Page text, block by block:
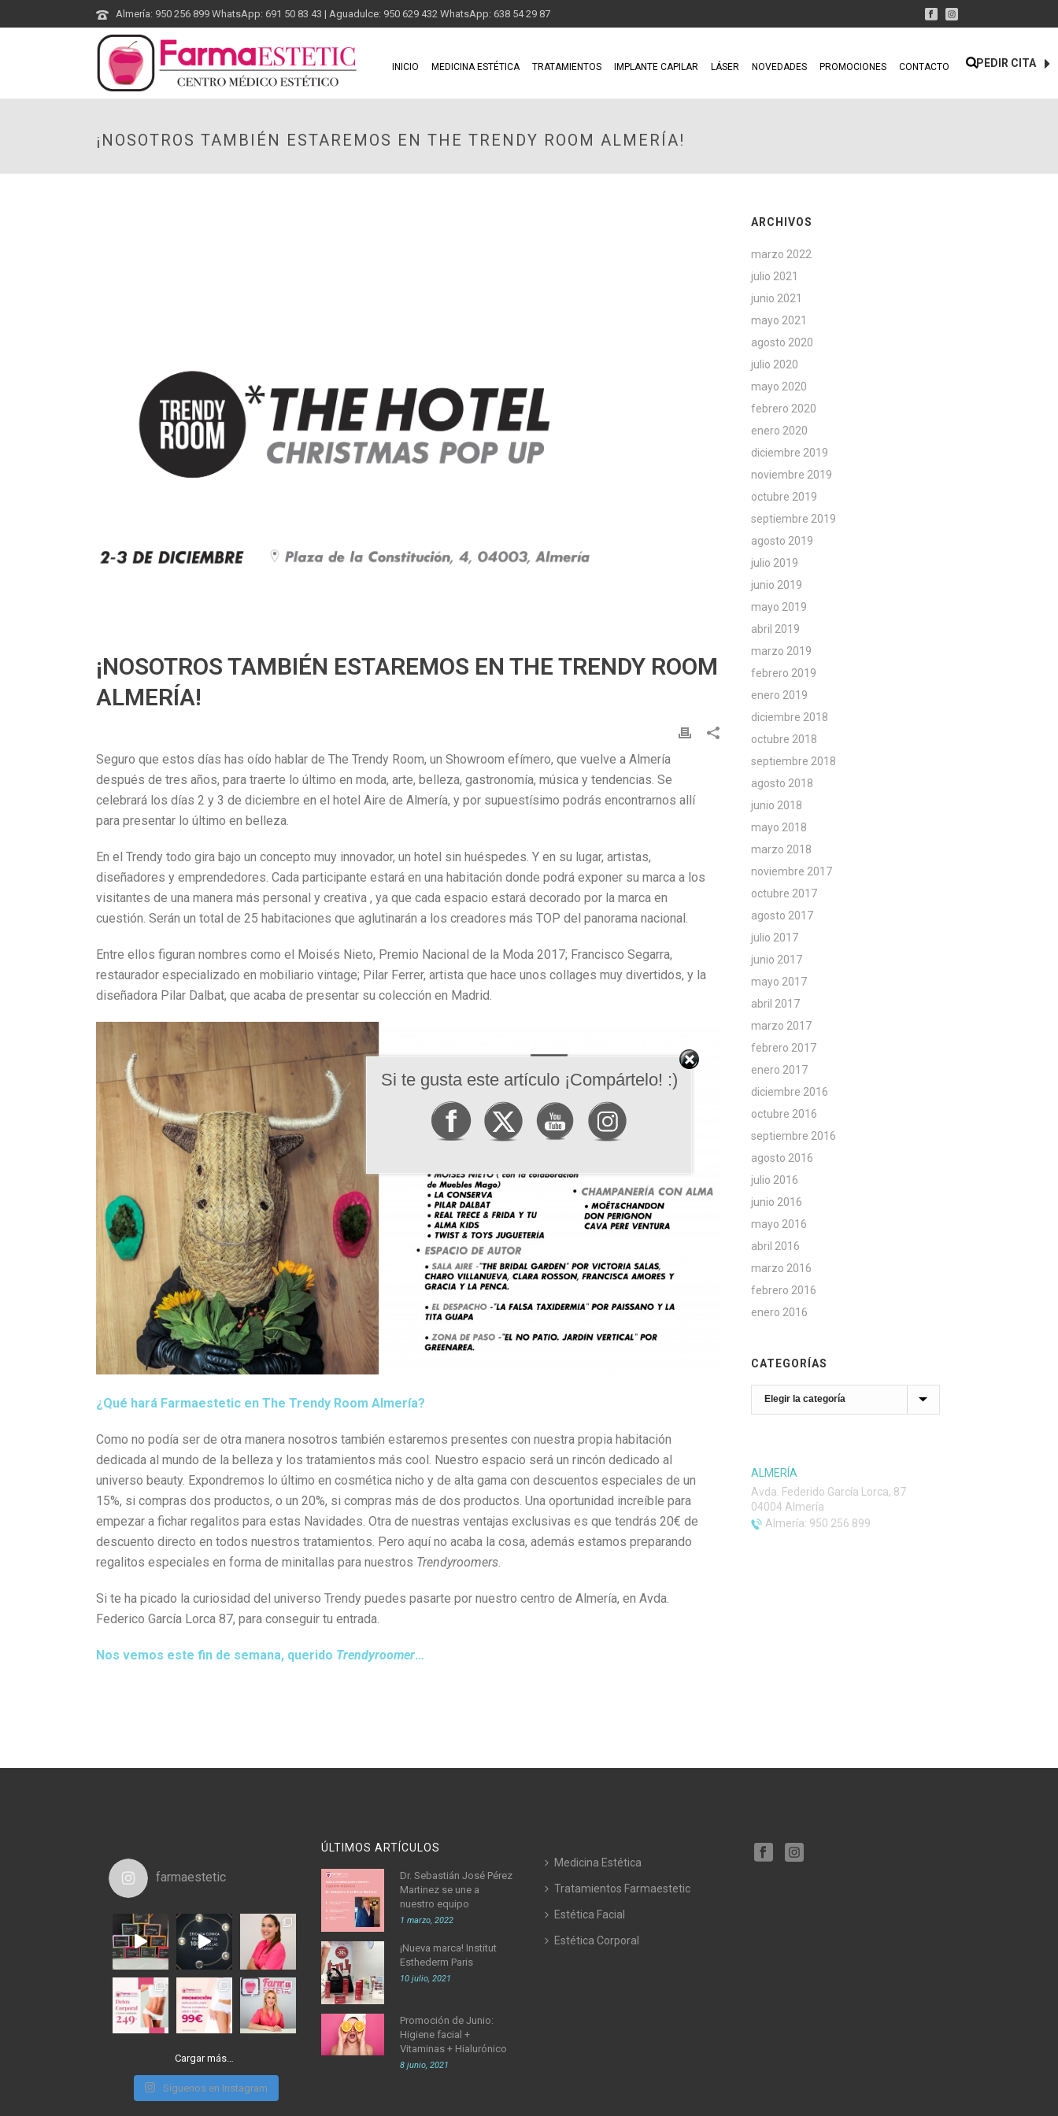
Almería: 950 256 899 WhatsApp: 691 50 83 43 | Aguadulce: 950 629 432 WhatsApp: 638 54 29 87
INICIO MEDICINA ESTÉTICA TRATAMIENTOS IMPLANTE CAPILAR LÁSER NOVEDADES PROMOCIONES CONTACTO PEDIR CITA
¡NOSOTROS TAMBIÉN ESTAREMOS EN THE TRENDY ROOM ALMERÍA!
¡NOSOTROS TAMBIÉN ESTAREMOS EN THE TRENDY ROOM
ALMERÍA!
Seguro que estos días has oído hablar de The Trendy Room, un Showroom efímero, que vuelve a Almería
después de tres años, para traerte lo último en moda, arte, belleza, gastronomía, música y tendencias. Se
celebrará los días 2 y 3 de diciembre en el hotel Aire de Almería, y por supuestísimo podrás encontrarnos allí
para presentar lo último en belleza.
En el Trendy todo gira bajo un concepto muy innovador, un hotel sin huéspedes. Y en su lugar, artistas,
diseñadores y emprendedores. Cada participante estará en una habitación donde podrá exponer su marca a los
visitantes de una manera más personal y creativa , ya que cada espacio estará decorado por la marca en
cuestión. Serán un total de 25 habitaciones que aglutinarán a los creadores más TOP del panorama nacional.
Entre ellos figuran nombres como el Moisés Nieto, Premio Nacional de la Moda 2017; Francisco Segarra,
restaurador especializado en mobiliario vintage; Pilar Ferrer, artista que hace unos collages muy divertidos, y la
diseñadora Pilar Dalbat, que acaba de presentar su colección en Madrid.
¿Qué hará Farmaestetic en The Trendy Room Almería?
Como no podía ser de otra manera nosotros también estaremos presentes con nuestra propia habitación
dedicada al mundo de la belleza y los tratamientos más cool. Nuestro espacio será un rincón dedicado al
universo beauty. Expondremos lo último en cosmética nicho y de alta gama con descuentos especiales de un
15%, si compras dos productos, o un 20%, si compras más de dos productos. Una oportunidad increíble para
empezar a fichar regalitos para estas Navidades. Otra de nuestras ventajas exclusivas es que tendrás 20€ de
descuento directo en todos nuestros tratamientos. Pero aquí no acaba la cosa, además estamos preparando
regalitos especiales en forma de minitallas para nuestros Trendyroomers
Si te ha picado la curiosidad del universo Trendy puedes pasarte por nuestro centro de Almería, en Avda.
Federico García Lorca 87, para conseguir tu entrada.
Nos vemos este fin de semana, querido Trendyroomer…
ARCHIVOS
marzo 2022
julio 2021
junio 2021
mayo 2021
agosto 2020
julio 2020
mayo 2020
febrero 2020
enero 2020
diciembre 2019
noviembre 2019
octubre 2019
septiembre 2019
agosto 2019
julio 2019
junio 2019
mayo 2019
abril 2019
marzo 2019
febrero 2019
enero 2019
diciembre 2018
octubre 2018
septiembre 2018
agosto 2018
junio 2018
mayo 2018
marzo 2018
noviembre 2017
octubre 2017
agosto 2017
julio 2017
junio 2017
mayo 2017
abril 2017
marzo 2017
febrero 2017
enero 2017
diciembre 2016
octubre 2016
septiembre 2016
agosto 2016
julio 2016
junio 2016
mayo 2016
abril 2016
marzo 2016
febrero 2016
enero 2016
CATEGORÍAS
Categorías
ALMERÍA
Avda. Federido García Lorca, 87
04004 Almería
Almería: 950 256 899
farmaestetic
Cargar más…
Síguenos en Instagram
ÚLTIMOS ARTÍCULOS
Dr. Sebastián José Pérez
Martinez se une a
nuestro equipo
1 marzo, 2022
¡Nueva marca! Institut
Esthederm Paris
10 julio, 2021
Promoción de Junio:
Higiene facial +
Vitaminas + Hialurónico
8 junio, 2021
Medicina Estética
Tratamientos Farmaestetic
Estética Facial
Estética Corporal
Si te gusta este artículo ¡Compártelo! :)